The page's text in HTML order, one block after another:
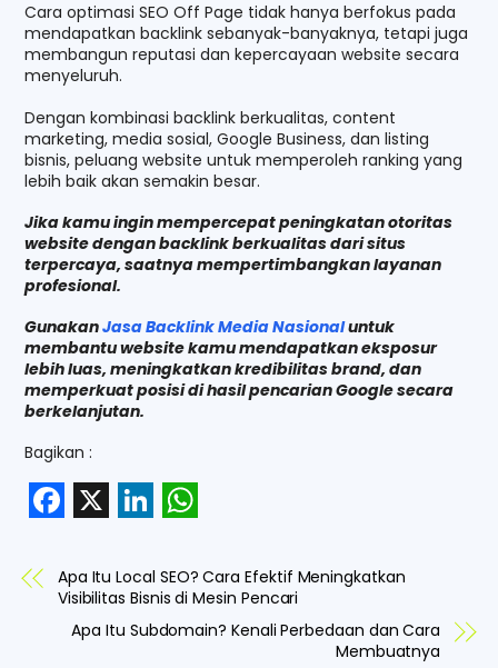
Cara optimasi SEO Off Page tidak hanya berfokus pada
mendapatkan backlink sebanyak-banyaknya, tetapi juga
membangun reputasi dan kepercayaan website secara
menyeluruh.
Dengan kombinasi backlink berkualitas, content
marketing, media sosial, Google Business, dan listing
bisnis, peluang website untuk memperoleh ranking yang
lebih baik akan semakin besar.
Jika kamu ingin mempercepat peningkatan otoritas
website dengan backlink berkualitas dari situs
terpercaya, saatnya mempertimbangkan layanan
profesional.
GunakanJasa Backlink Media Nasionaluntuk
membantu website kamu mendapatkan eksposur
lebih luas, meningkatkan kredibilitas brand, dan
memperkuat posisi di hasil pencarian Google secara
berkelanjutan.
Bagikan :
a i
n
k
h
a
t
Apa Itu Local SEO? Cara Efektif Meningkatkan
Visibilitas Bisnis di Mesin Pencari
Apa Itu Subdomain? Kenali Perbedaan dan Cara
Membuatnya